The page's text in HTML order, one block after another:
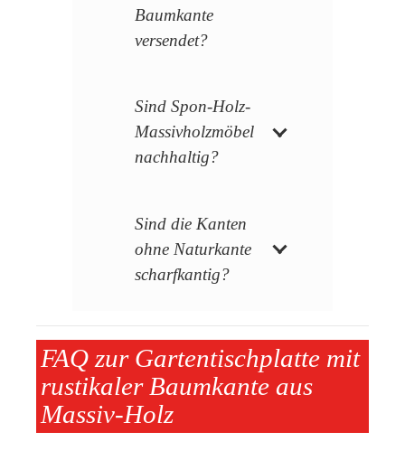
Baumkante
versendet?
Sind Spon-Holz-
Massivholzmöbel
nachhaltig?
Sind die Kanten
ohne Naturkante
scharfkantig?
FAQ zur Gartentischplatte mit
rustikaler Baumkante aus
Massiv-Holz